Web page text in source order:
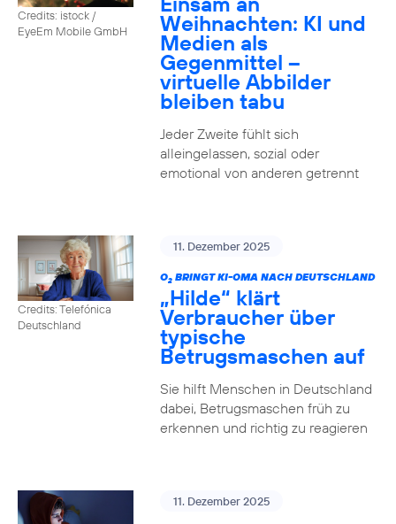
Credits: istock /
EyeEm Mobile GmbH
Weihnachten: KI und
Medien als
Gegenmittel –
virtuelle Abbilder
bleiben tabu
Jeder Zweite fühlt sich
alleingelassen, sozial oder
emotional von anderen getrennt
Credits: Telefónica
Deutschland
11. Dezember 2025
O2BRINGT KI-OMA NACH DEUTSCHLAND
„Hilde“ klärt
Verbraucher über
typische
Betrugsmaschen auf
Sie hilft Menschen in Deutschland
dabei, Betrugsmaschen früh zu
erkennen und richtig zu reagieren
11. Dezember 2025